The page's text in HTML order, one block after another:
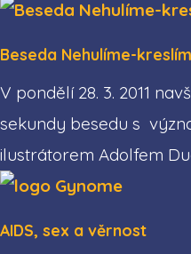
Beseda Nehulíme-
V pondělí 28. 3. 2011
sekundy besedu s
ilustrátorem Adolfem
AIDS, sex a věrnost